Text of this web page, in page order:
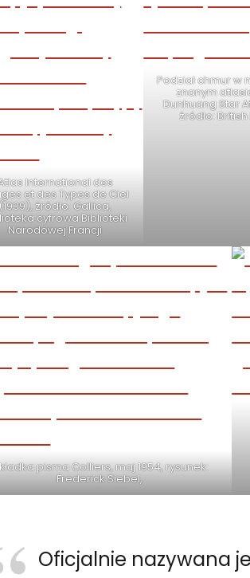
International des
et des Types de Ciel
źródło: Gallica,
cyfrowa Biblioteki
Narodowej Francji
Podział chmur w
znanym
Dunhuang Star
źródło:
pisma Colliers, maj 1954, rysunek:
Frederick Siebel,
Oficjalnie nazywana